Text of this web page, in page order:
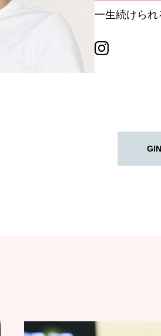
一生続けられ